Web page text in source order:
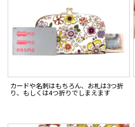
カードや名刺はもちろん、お札は3つ折
り、もしくは4つ折りでしまえます